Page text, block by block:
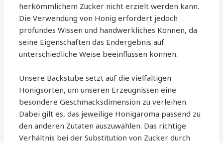
herkömmlichem Zucker nicht erzielt werden kann.
Die Verwendung von Honig erfordert jedoch
profundes Wissen und handwerkliches Können, da
seine Eigenschaften das Endergebnis auf
unterschiedliche Weise beeinflussen können.
Unsere Backstube setzt auf die vielfältigen
Honigsorten, um unseren Erzeugnissen eine
besondere Geschmacksdimension zu verleihen.
Dabei gilt es, das jeweilige Honigaroma passend zu
den anderen Zutaten auszuwählen. Das richtige
Verhältnis bei der Substitution von Zucker durch